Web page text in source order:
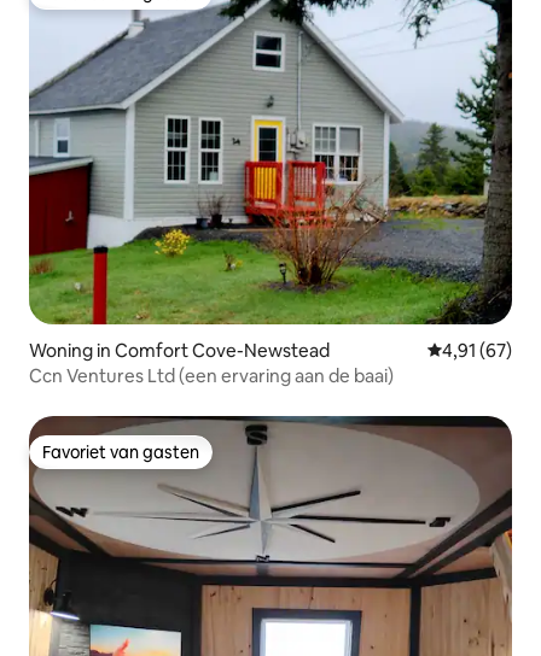
Woning in Comfort Cove-Newstead Gemiddelde
4,91 (67)
Ccn Ventures Ltd (een ervaring aan de baai)
Favoriet van gasten
Favoriet van gasten